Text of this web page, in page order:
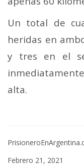
Un total de
heridas en
y tres en el
alta.
Febrero 21, 2021